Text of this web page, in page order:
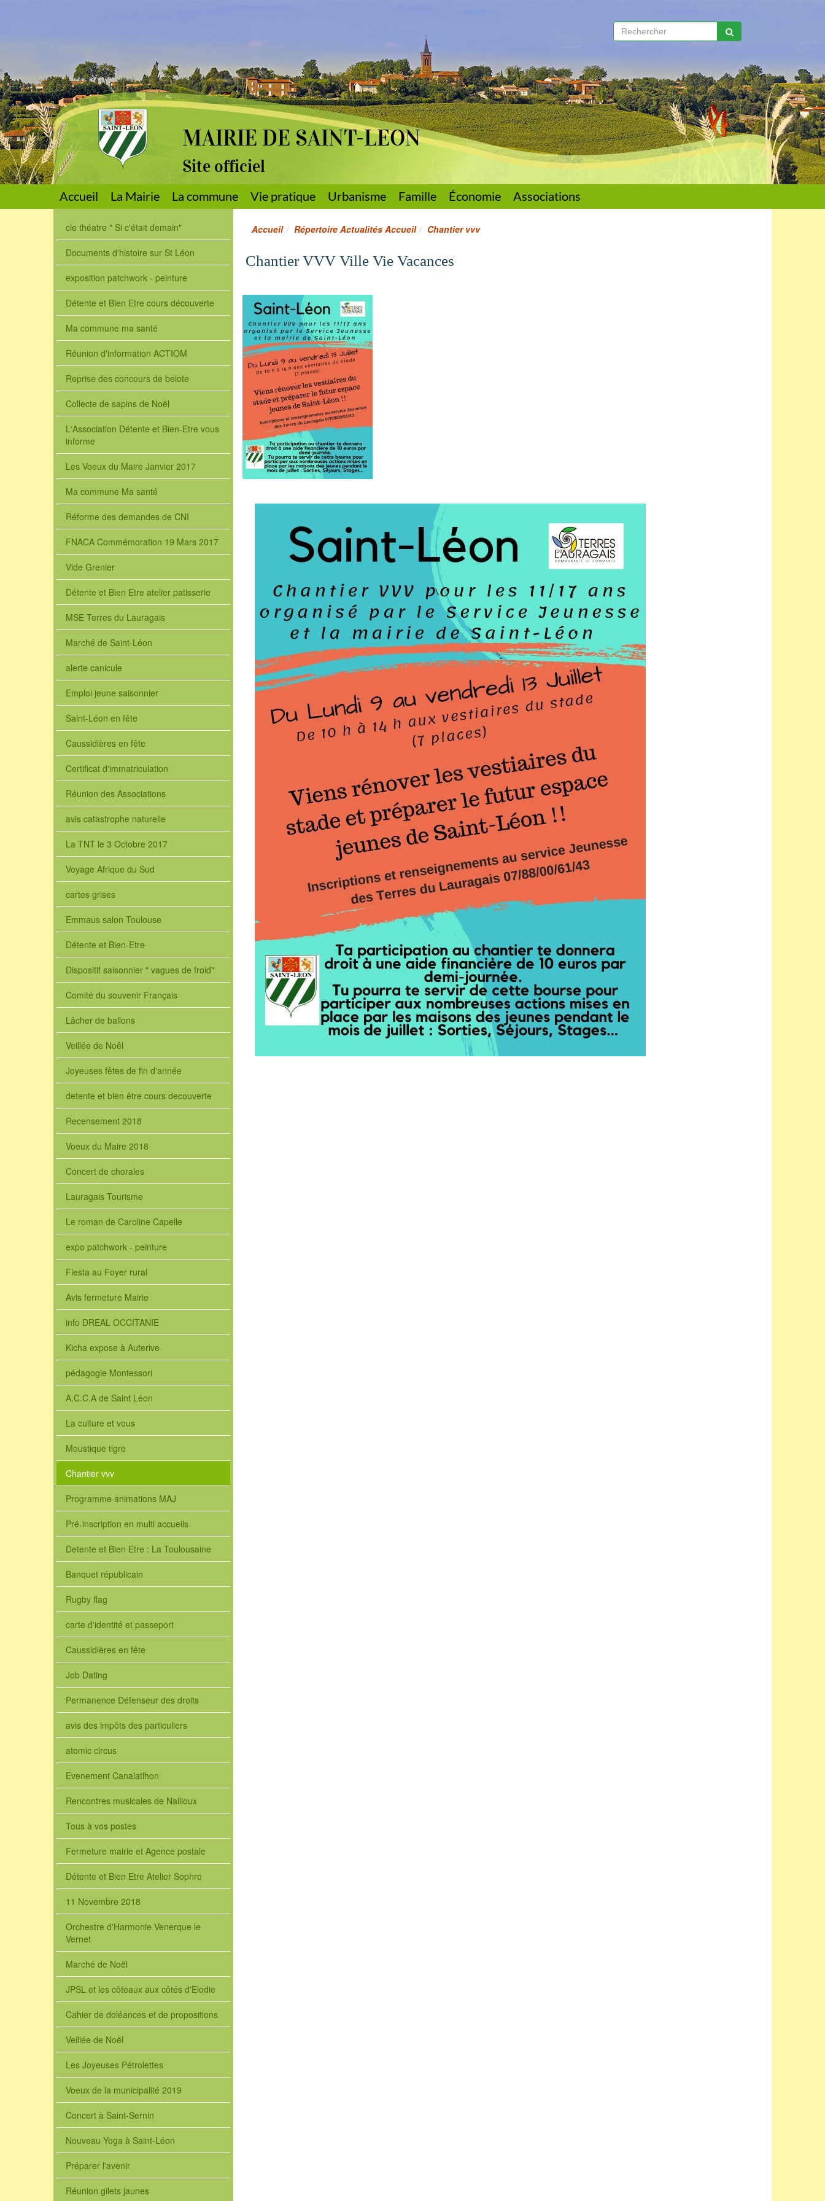
MAIRIE DE SAINT-LEON
Site officiel
Accueil La Mairie La commune Vie pratique Urbanisme Famille Économie Associations
Accueil Répertoire Actualités Accueil Chantier vvv
Chantier VVV Ville Vie Vacances
cie théatre " Si c'était demain"
Documents d'histoire sur St Léon
exposition patchwork - peinture
Détente et Bien Etre cours découverte
Ma commune ma santé
Réunion d'information ACTIOM
Reprise des concours de belote
Collecte de sapins de Noël
L'Association Détente et Bien-Etre vous
informe
Les Voeux du Maire Janvier 2017
Ma commune Ma santé
Réforme des demandes de CNI
FNACA Commémoration 19 Mars 2017
Vide Grenier
Détente et Bien Etre atelier patisserie
MSE Terres du Lauragais
Marché de Saint-Léon
alerte canicule
Emploi jeune saisonnier
Saint-Léon en fête
Caussidières en fête
Certificat d'immatriculation
Réunion des Associations
avis catastrophe naturelle
La TNT le 3 Octobre 2017
Voyage Afrique du Sud
cartes grises
Emmaus salon Toulouse
Détente et Bien-Etre
Dispositif saisonnier " vagues de froid"
Comité du souvenir Français
Lâcher de ballons
Veillée de Noêl
Joyeuses fêtes de fin d'année
detente et bien être cours decouverte
Recensement 2018
Voeux du Maire 2018
Concert de chorales
Lauragais Tourisme
Le roman de Caroline Capelle
expo patchwork - peinture
Fiesta au Foyer rural
Avis fermeture Mairie
info DREAL OCCITANIE
Kicha expose à Auterive
pédagogie Montessori
A.C.C.A de Saint Léon
La culture et vous
Moustique tigre
Chantier vvv
Programme animations MAJ
Pré-inscription en multi accueils
Detente et Bien Etre : La Toulousaine
Banquet républicain
Rugby flag
carte d'identité et passeport
Caussidières en fête
Job Dating
Permanence Défenseur des droits
avis des impôts des particuliers
atomic circus
Evenement Canalatlhon
Rencontres musicales de Nailloux
Tous à vos postes
Fermeture mairie et Agence postale
Détente et Bien Etre Atelier Sophro
11 Novembre 2018
Orchestre d'Harmonie Venerque le
Vernet
Marché de Noël
JPSL et les côteaux aux côtés d'Elodie
Cahier de doléances et de propositions
Veillée de Noël
Les Joyeuses Pétrolettes
Voeux de la municipalité 2019
Concert à Saint-Sernin
Nouveau Yoga à Saint-Léon
Préparer l'avenir
Réunion gilets jaunes